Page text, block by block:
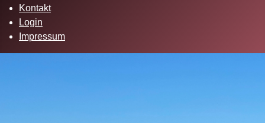
Kontakt
Login
Impressum